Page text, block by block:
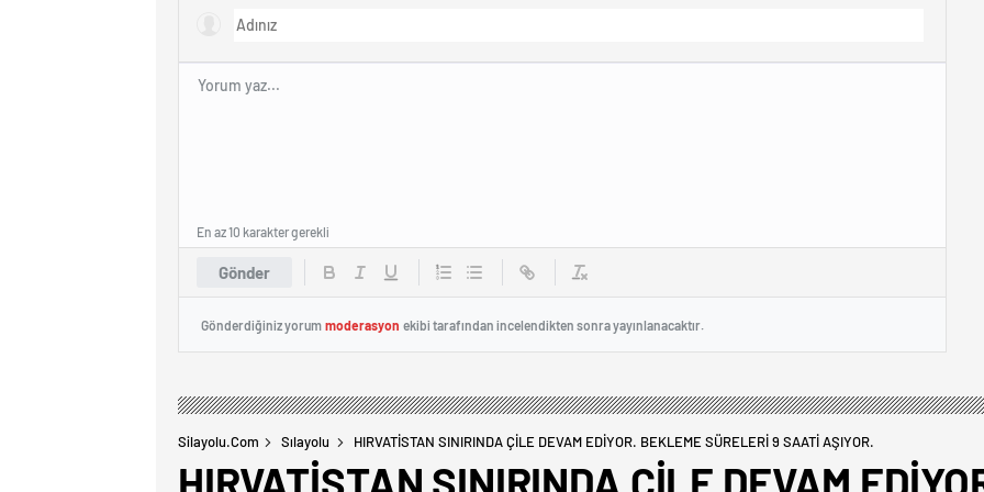
Gönder
En az 10 karakter gerekli
Gönderdiğiniz yorum moderasyon ekibi tarafından incelendikten sonra yayınlanacaktır.
Silayolu.com Sılayolu HIRVATİSTAN SINIRINDA ÇİLE DEVAM EDİYOR. BEKLEME SÜRELERİ 9 SAATİ AŞIYOR.